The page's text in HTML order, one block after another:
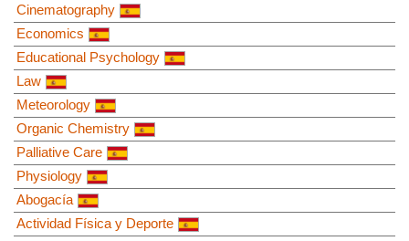
Cinematography
Economics
Educational Psychology
Law
Meteorology
Organic Chemistry
Palliative Care
Physiology
Abogacía
Actividad Física y Deporte